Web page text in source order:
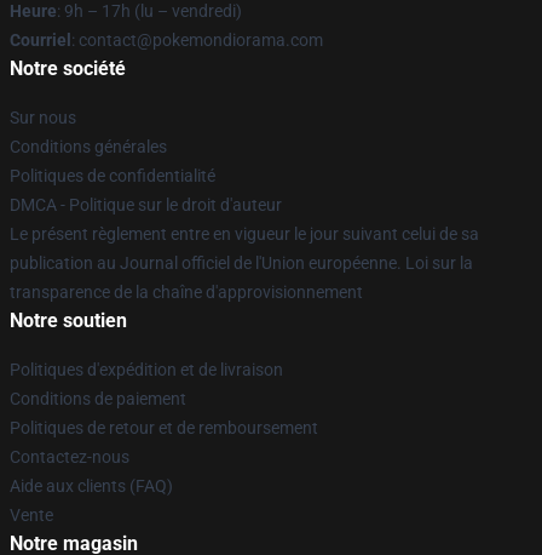
Heure: 9h – 17h (lu – vendredi)
Courriel : contact@pokemondiorama.com
Notre société
Sur nous
Conditions générales
Politiques de confidentialité
DMCA - Politique sur le droit d'auteur
Le présent règlement entre en vigueur le jour suivant celui de sa
publication au Journal officiel de l'Union européenne. Loi sur la
transparence de la chaîne d'approvisionnement
Notre soutien
Politiques d'expédition et de livraison
Conditions de paiement
Politiques de retour et de remboursement
Contactez-nous
Aide aux clients (FAQ)
Vente
Notre magasin